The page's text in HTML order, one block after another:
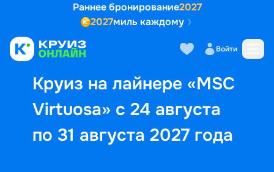
Раннее бронирование2027
2027миль каждому
Войти
Круиз на лайнере «MSC
Virtuosa» с 24 августа
по 31 августа 2027 года
Выбор кают Маршрут и